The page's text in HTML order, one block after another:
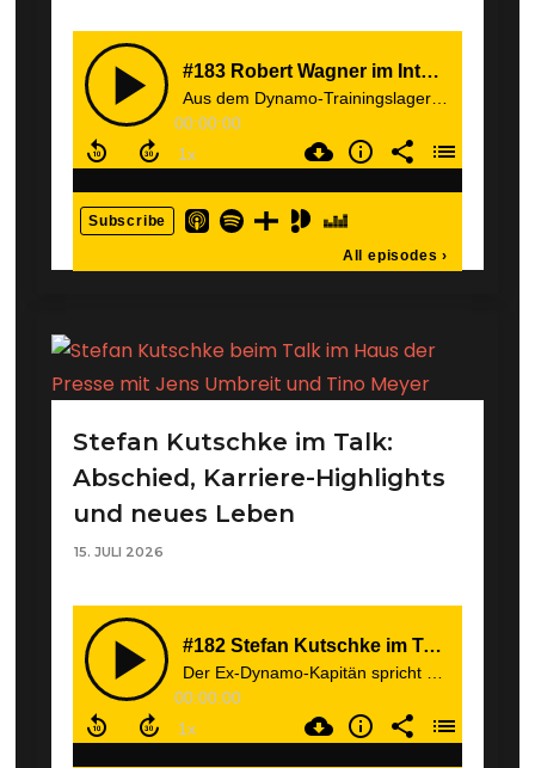
Stefan Kutschke im Talk:
Abschied, Karriere-Highlights
und neues Leben
15. JULI 2026